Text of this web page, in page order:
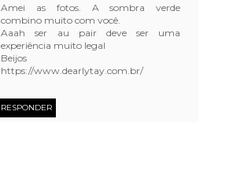
Amei as fotos. A sombra verde
combino muito com você.
Aaah ser au pair deve ser uma
experiência muito legal
Beijos
https://www.dearlytay.com.br/
RESPONDER